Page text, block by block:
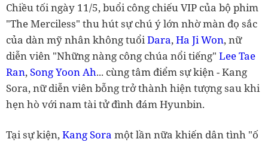
Chiều tối ngày 11/5, buổi công chiếu VIP của bộ phim
"The Merciless" thu hút sự chú ý lớn nhờ màn đọ sắc
của dàn mỹ nhân không tuổiDara,Ha Ji Won, nữ
diễn viên "Những nàng công chúa nổi tiếng" Lee Tae
Ran,Song Yoon Ah... cùng tâm điểm sự kiện - Kang
Sora,nữ diễn viên bỗng trở thành hiện tượng sau khi
hẹn hò vớinam tài tử đình đám Hyunbin.
Tại sự kiện,Kang Sora một lần nữa khiến dân tình "ố